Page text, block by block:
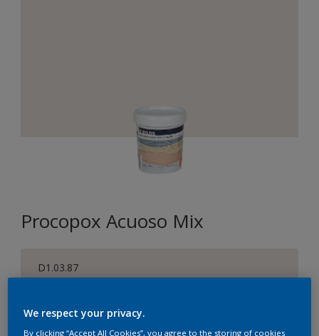
Procopox Acuoso Mix
D1.03.87
Tamaño
We respect your privacy.
By clicking “Accept All Cookies”, you agree to the storing of cookies